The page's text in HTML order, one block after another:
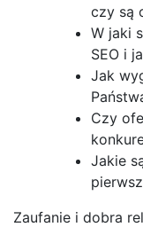
czy są
W jaki
SEO i
Jak
Czy
Jakie
Zaufanie i dobra